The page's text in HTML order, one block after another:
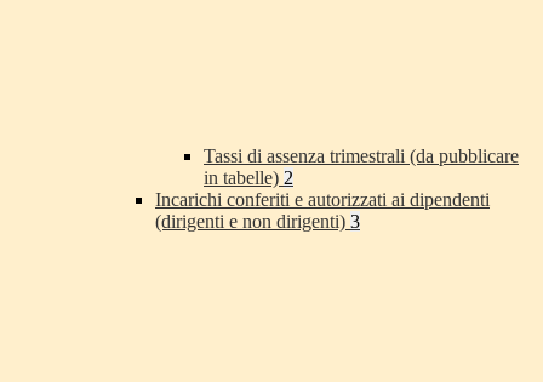
Tassi di assenza trimestrali (da pubblicare
in tabelle) 2
Incarichi conferiti e autorizzati ai dipendenti
(dirigenti e non dirigenti) 3